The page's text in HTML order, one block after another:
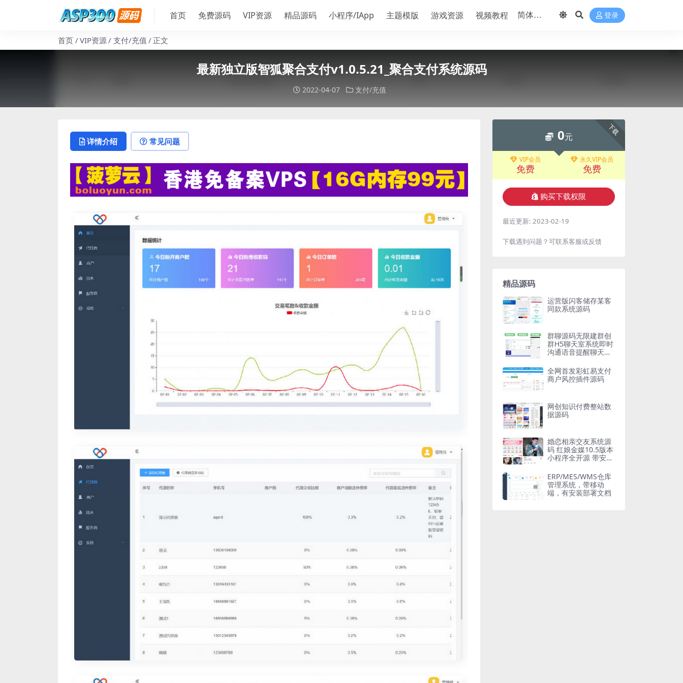
首页 免费源码 VIP资源 精品源码 小程序/IApp 主题模版 游戏资源 视频教程 登录
首页 VIP资源 支付/充值 正文
最新独立版智狐聚合支付v1.0.5.21_聚合支付系统源码
2022-04-07 支付/充值
详情介绍 常见问题
下载
0元
VIP会员
免费
永久VIP会员
免费
购买下载权限
最近更新: 2023-02-19
下载遇到问题？可联系客服或反馈
精品源码
运营版闪客储存某客
同款系统源码
群聊源码无限建群创
群H5聊天室系统即时
沟通语音提醒聊天系
全网首发彩虹易支付
商户风控插件源码
网创知识付费整站数
据源码
婚恋相亲交友系统源
码 红娘金媒10.5版本
小程序全开源 带安装
ERP/MES/WMS仓库
管理系统，带移动
端，有安装部署文档